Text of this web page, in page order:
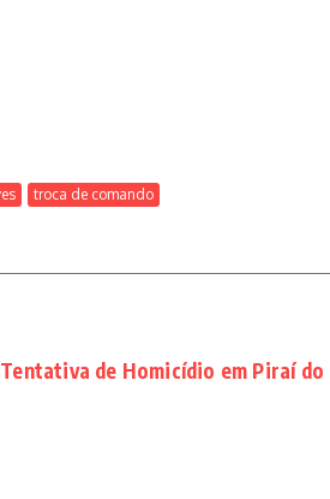
troca de comando
de Homicídio em Piraí do